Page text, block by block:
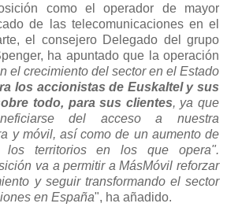
como el operador de mayor
de las telecomunicaciones en el
el consejero Delegado del grupo
ha apuntado que la operación
el crecimiento del sector en el Estado
los accionistas de Euskaltel y sus
todo, para sus clientes, ya que
del acceso a nuestra
y móvil, así como de un aumento de
los territorios en los que opera".
va a permitir a MásMóvil reforzar
y seguir transformando el sector
en España", ha añadido.